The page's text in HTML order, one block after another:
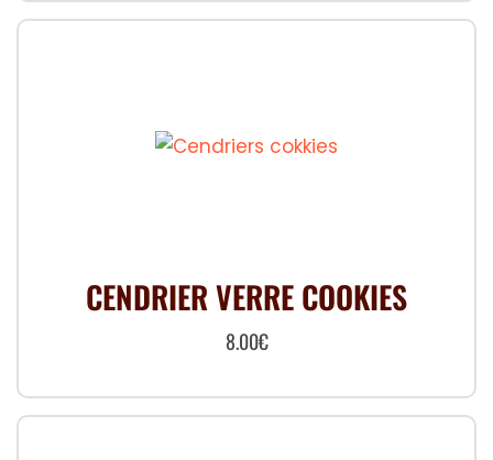
CENDRIER VERRE COOKIES
8.00€
produit